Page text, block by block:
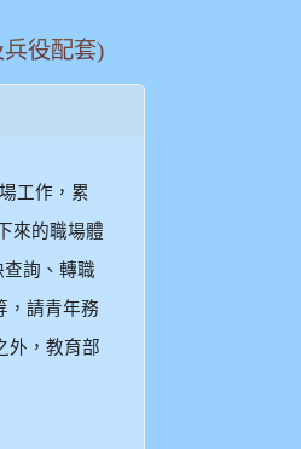
役配套)
工作，累
來的職場體
詢、轉職
，請青年務
外，教育部